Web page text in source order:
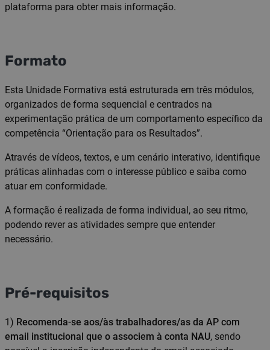
plataforma para obter mais informação.
Formato
Esta Unidade Formativa está estruturada em três módulos,
organizados de forma sequencial e centrados na
experimentação prática de um comportamento específico da
competência “Orientação para os Resultados”.
Através de vídeos, textos, e um cenário interativo, identifique
práticas alinhadas com o interesse público e saiba como
atuar em conformidade.
A formação é realizada de forma individual, ao seu ritmo,
podendo rever as atividades sempre que entender
necessário.
Pré-requisitos
1) Recomenda-se aos/às trabalhadores/as da AP com
email institucional que o associem à conta NAU, sendo